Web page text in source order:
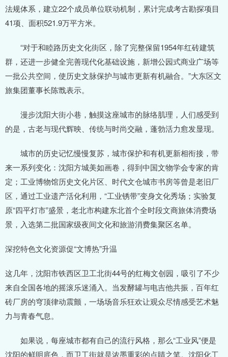
法规体系，建立22个成员单位联动机制，累计完成考古勘探项目
41项、面积521.9万平方米。
“对于和睦路历史文化街区，除了完整保留1954年红砖建筑
群，还进一步健全完善现代化基础设施，新增公园式商业广场等
一批公共空间，使历史文脉保护与城市更新有机融合。”大东区文
旅集团董事长陈戬表示。
漫步沈阳大街小巷，触摸这座城市的脉络肌理，人们感受到
的是，古老与现代辉映、传统与时尚交融，蓬勃活力愈发显现。
城市的历史记忆慢慢复苏，城市保护和有机更新相衔接，带
来一系列变化：沈阳方城美如画卷，得到中国文物学会专家的肯
定；工业博物馆历史文化片区、时代文仓城市书房等曾是老旧厂
区，通过工业遗产活化利用，“工业锈带”变身文化秀场；实验复
原“四平灯市”盛景，老北市构建东北首个全时段文商旅体消费场
景，入选第二批国家级夜间文化和旅游消费集聚区名单。
深挖特色文化资源促“文博热”升温
这几年，沈阳市铁西区卫工北街44号的红梅文创园，吸引了不少
来自全国各地的摇滚乐迷涌入。当发酵罐与电吉他共振，百年红
砖厂房的穹顶律动震颤，一场场音乐狂欢让观众尽情感受艺术魅
力与青春气息。
如果说，每座城市都有自己的流行风格，那么“工业风”便是
沈阳的鲜明底色，而卫工街就是浓墨重彩的点睛之笔。沈阳化工